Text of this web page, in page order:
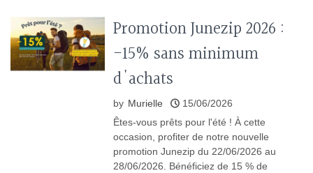
Promotion Junezip 2026 :
-15% sans minimum
d'achats
by Murielle
15/06/2026
Êtes-vous prêts pour l'été ! À cette
occasion, profiter de notre nouvelle
promotion Junezip du 22/06/2026 au
28/06/2026. Bénéficiez de 15 % de